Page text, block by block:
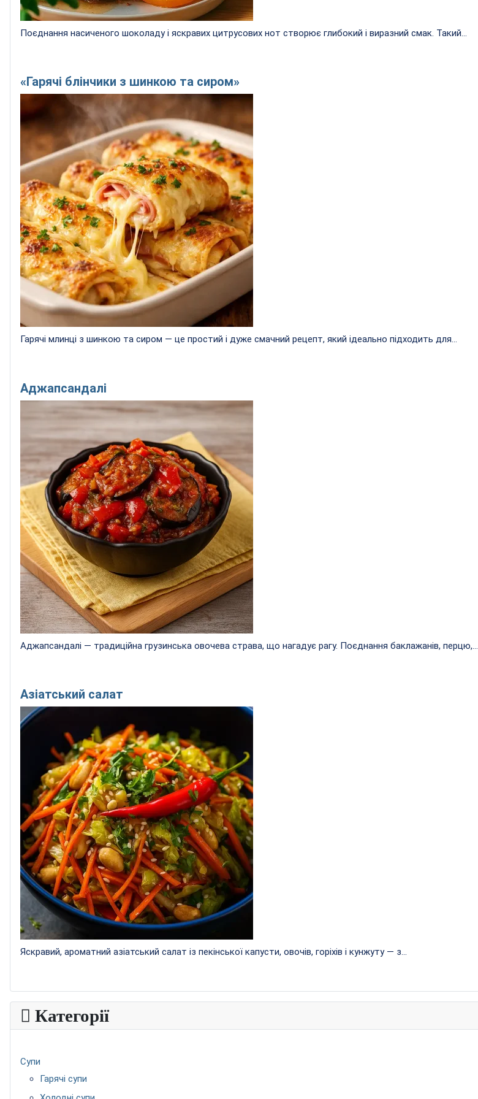
Поєднання насиченого шоколаду і яскравих цитрусових нот створює глибокий і виразний смак. Такий...
«Гарячі блінчики з шинкою та сиром»
Гарячі млинці з шинкою та сиром — це простий і дуже смачний рецепт, який ідеально підходить для...
Аджапсандалі
Аджапсандалі — традиційна грузинська овочева страва, що нагадує рагу. Поєднання баклажанів, перцю,...
Азіатський салат
Яскравий, ароматний азіатський салат із пекінської капусти, овочів, горіхів і кунжуту — з...
Категорії
Супи
Гарячі супи